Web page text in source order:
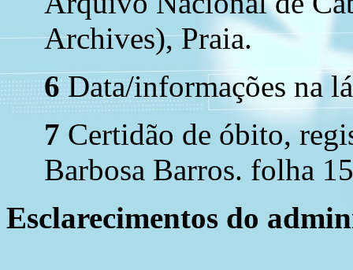
Archives), Praia.
6Data/informações na
7 Certidão de óbito,
Barbosa Barros. folha
Esclarecimentos do